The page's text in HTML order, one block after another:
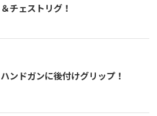
＆チェストリグ！
ハンドガンに後付けグリップ！